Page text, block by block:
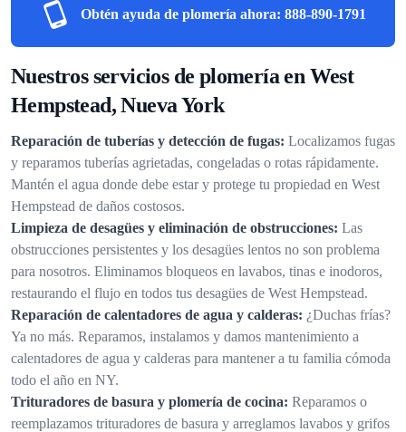
Obtén ayuda de plomería ahora: 888-890-1791
Nuestros servicios de plomería en West
Hempstead, Nueva York
Reparación de tuberías y detección de fugas: Localizamos fugas
y reparamos tuberías agrietadas, congeladas o rotas rápidamente.
Mantén el agua donde debe estar y protege tu propiedad en West
Hempstead de daños costosos.
Limpieza de desagües y eliminación de obstrucciones: Las
obstrucciones persistentes y los desagües lentos no son problema
para nosotros. Eliminamos bloqueos en lavabos, tinas e inodoros,
restaurando el flujo en todos tus desagües de West Hempstead.
Reparación de calentadores de agua y calderas: ¿Duchas frías?
Ya no más. Reparamos, instalamos y damos mantenimiento a
calentadores de agua y calderas para mantener a tu familia cómoda
todo el año en NY.
Trituradores de basura y plomería de cocina: Reparamos o
reemplazamos trituradores de basura y arreglamos lavabos y grifos